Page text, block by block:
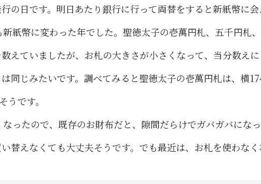
の日です。明日あたり銀行に行って両替をすると新紙幣に会
紙幣に変わった年でした。聖徳太子の壱萬円札、五千円札
えていましたが、お札の大きさが小さくなって、当分数えに
同じみたいです。調べてみると聖徳太子の壱萬円札は、横
です。
ったので、既存のお財布だと、隙間だらけでガバガバにな
替えなくても大丈夫そうです。でも最近は、お札を使わなく